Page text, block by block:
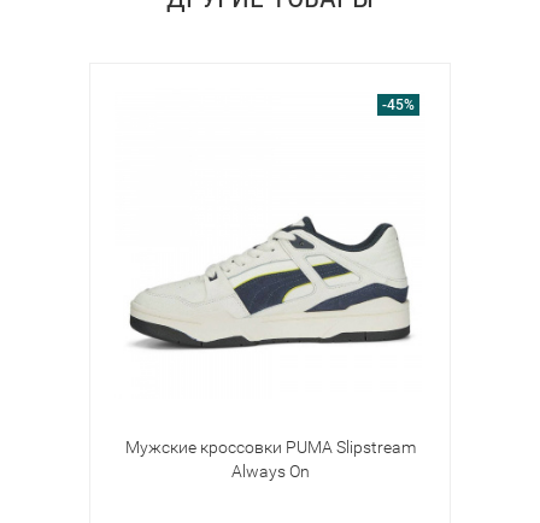
-45%
Мужские кроссовки PUMA Slipstream
Always On